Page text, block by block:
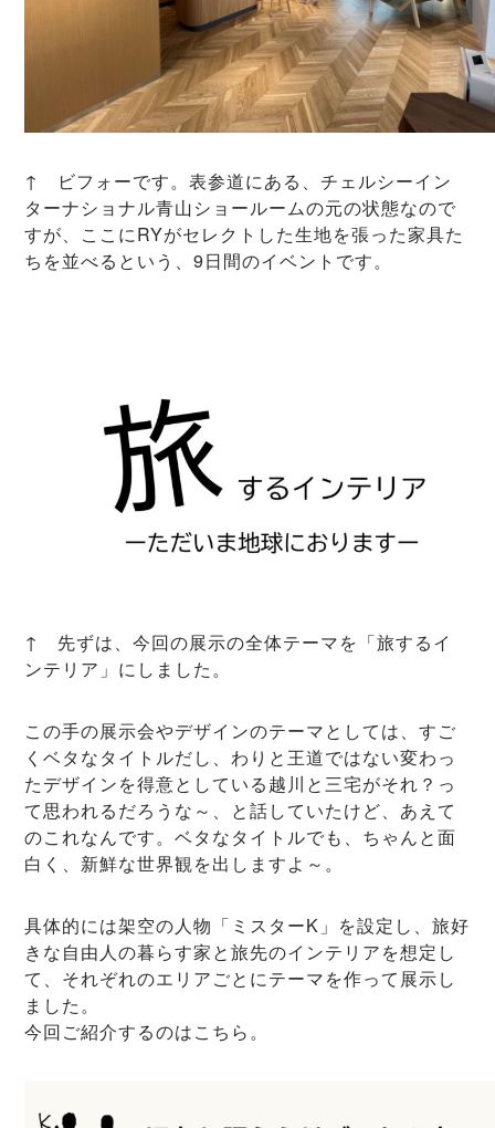
↑ ビフォーです。表参道にある、チェルシーイン
ターナショナル青山ショールームの元の状態なので
すが、ここにRYがセレクトした生地を張った家具た
ちを並べるという、9日間のイベントです。
↑ 先ずは、今回の展示の全体テーマを「旅するイ
ンテリア」にしました。
この手の展示会やデザインのテーマとしては、すご
くベタなタイトルだし、わりと王道ではない変わっ
たデザインを得意としている越川と三宅がそれ？っ
て思われるだろうな～、と話していたけど、あえて
のこれなんです。ベタなタイトルでも、ちゃんと面
白く、新鮮な世界観を出しますよ～。
具体的には架空の人物「ミスターK」を設定し、旅好
きな自由人の暮らす家と旅先のインテリアを想定し
て、それぞれのエリアごとにテーマを作って展示し
ました。
今回ご紹介するのはこちら。